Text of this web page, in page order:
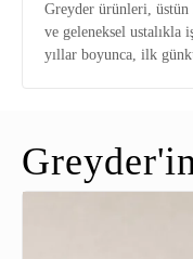
Greyder ürünleri, üstün
ve geleneksel ustalıkla
yıllar boyunca, ilk